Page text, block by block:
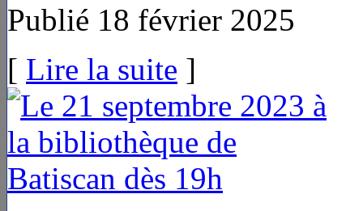
Publié 18 février 2025
[ Lire la suite ]